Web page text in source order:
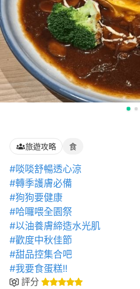
旅遊攻略 食
#啖啖舒暢透心涼
#轉季護膚必備
#狗狗要健康
#哈囉喂全園祭
#以油養膚締造水光肌
#歡度中秋佳節
#甜品控集合吧
#我要食蛋糕!!
評分